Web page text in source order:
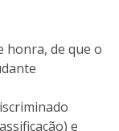
honra, de que o
e